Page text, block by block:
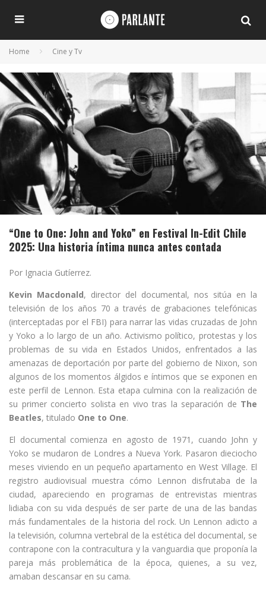
Home Cine y Tv
“One to One: John and Yoko” en Festival In-Edit Chile
2025: Una historia íntima nunca antes contada
Por Ignacia Gutíerrez.
Kevin Macdonald, director del documental, nos sitúa en la
televisión de los años 70 a través de grabaciones telefónicas
(interceptadas por el FBI) para narrar las vidas cruzadas de John
y Yoko a lo largo de un año. Activismo político, protestas y los
problemas de su vida en Estados Unidos, enfrentados a las
amenazas de deportación por parte del gobierno de Nixon, son
algunos de los momentos álgidos e íntimos que se exponen en
este perfil de Lennon. Esta etapa culmina con la realización de
su primer concierto solista en vivo tras la separación de The
Beatles, titulado One to One.
El documental comienza en agosto de 1971, cuando John y
Yoko se mudaron de Londres a Nueva York. Pasaron dieciocho
meses viviendo en un pequeño apartamento en West Village. El
registro audiovisual muestra cómo Lennon disfrutaba de la
ciudad, apareciendo en programas de entrevistas mientras
lidiaba con su vida después de ser parte de una de las bandas
más fundamentales de la historia del rock. Un Lennon adicto a
la televisión, columna vertebral de la estética del documental, se
contrapone con la contracultura y la vanguardia que proponía la
pareja más problemática de la época, quienes, a su vez,
amaban descansar en su cama.